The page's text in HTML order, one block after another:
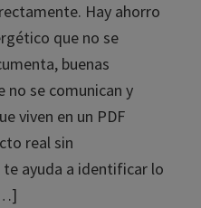
Hay ahorro
que no se
buenas
no se comunican y
viven en un PDF
real sin
ayuda a identificar lo